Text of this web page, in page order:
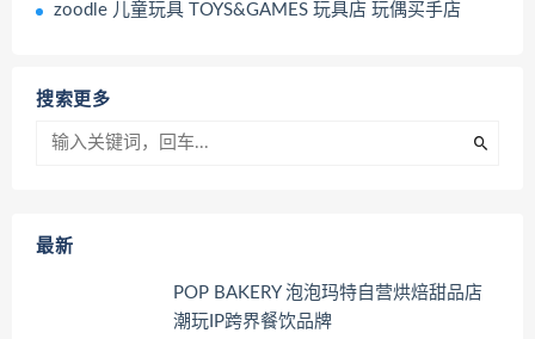
zoodle 儿童玩具 TOYS&GAMES 玩具店 玩偶买手店
搜索更多
最新
POP BAKERY 泡泡玛特自营烘焙甜品店
潮玩IP跨界餐饮品牌